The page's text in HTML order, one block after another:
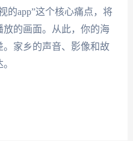
的app”这个核心痛点，将
的画面。从此，你的海
家乡的声音、影像和故